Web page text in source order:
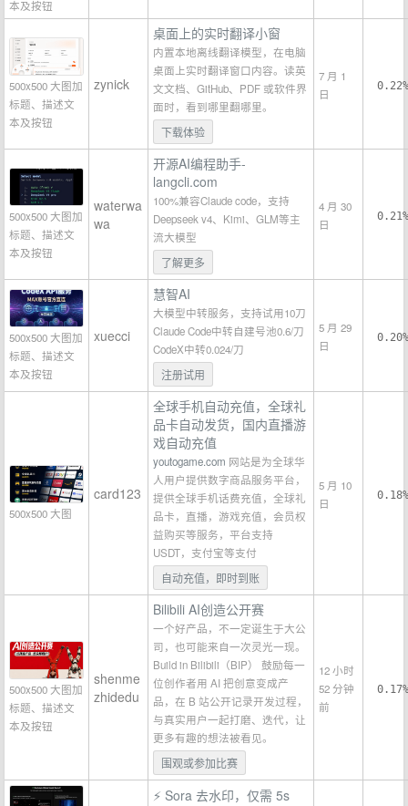
本及按钮
500x500 大图加
标题、描述文
本及按钮
zynick
桌面上的实时翻译小窗
内置本地离线翻译模型，在电脑
桌面上实时翻译窗口内容。读英
文文档、GitHub、PDF 或软件界
面时，看到哪里翻哪里。
下载体验
7 月 1
日
0.22%
500x500 大图加
标题、描述文
本及按钮
waterwa
wa
开源AI编程助手-
langcli.com
100%兼容Claude code，支持
Deepseek v4、Kimi、GLM等主
流大模型
了解更多
4 月 30
日
0.21%
500x500 大图加
标题、描述文
本及按钮
xuecci
慧智AI
大模型中转服务，支持试用10刀
Claude Code中转自建号池0.6/刀
CodeX中转0.024/刀
注册试用
5 月 29
日
0.20%
500x500 大图
card123
全球手机自动充值，全球礼
品卡自动发货，国内直播游
戏自动充值
youtogame.com 网站是为全球华
人用户提供数字商品服务平台，
提供全球手机话费充值，全球礼
品卡，直播，游戏充值，会员权
益购买等服务，平台支持
USDT，支付宝等支付
自动充值，即时到账
5 月 10
日
0.18%
500x500 大图加
标题、描述文
本及按钮
shenme
zhidedu
Bilibili AI创造公开赛
一个好产品，不一定诞生于大公
司，也可能来自一次灵光一现。
Build in Bilibili（BIP） 鼓励每一
位创作者用 AI 把创意变成产
品，在 B 站公开记录开发过程，
与真实用户一起打磨、迭代，让
更多有趣的想法被看见。
围观或参加比赛
12 小时
52 分钟
前
0.17%
⚡ Sora 去水印，仅需 5s